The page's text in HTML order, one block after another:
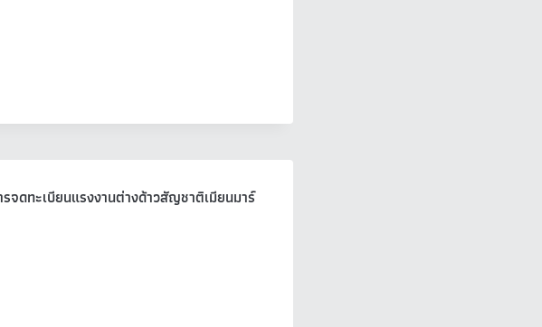
จดทะเบียนแรงงานต่างด้าวสัญชาติเมียนมาร์